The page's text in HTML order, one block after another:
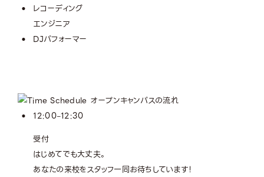
レコーディング
エンジニア
DJパフォーマー
12:00–12:30
受付
はじめてでも大丈夫。
あなたの来校をスタッフ一同お待ちしています！